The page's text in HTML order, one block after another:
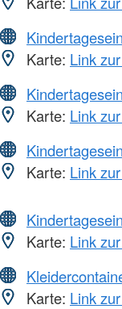
Karte: Link
Karte: Link
Karte: Link
Karte: Link
Karte: Link